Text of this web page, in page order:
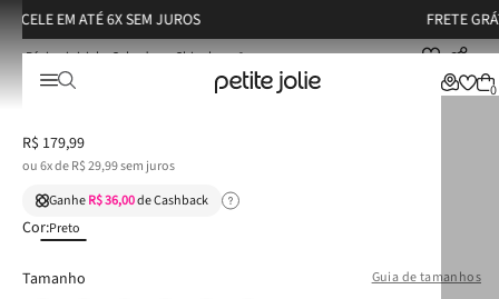
FRETE GRÁTIS ACIMA DE R$ 249* (CONSULTE
0
Calçados Chinelos Chinelo Petite Jolie Vibe Preto PJ7702
Chinelo Petite Jolie Vibe Preto PJ7702
R$ 179,99
ou6x deR$29,99sem juros
GanheR$ 36,00de Cashback
Cor:Preto
Guia de tamanhos
Tamanho